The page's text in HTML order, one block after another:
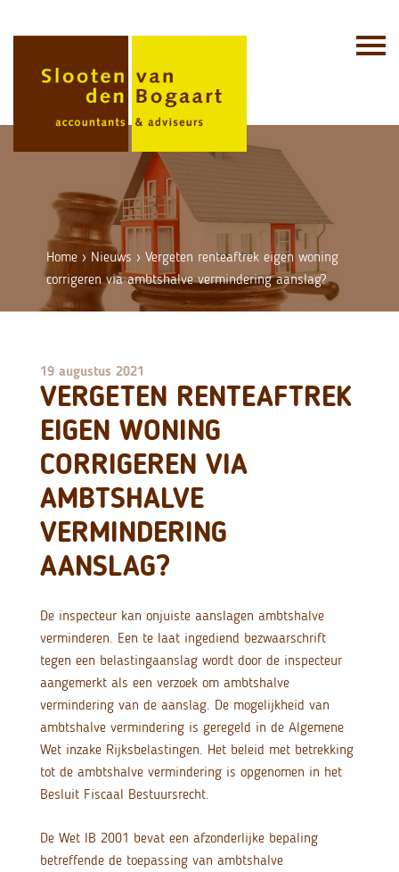
Home › Nieuws ›Vergeten renteaftrek eigen woning
corrigeren via ambtshalve vermindering aanslag?
19 augustus 2021
VERGETEN RENTEAFTREK
EIGEN WONING
CORRIGEREN VIA
AMBTSHALVE
VERMINDERING
AANSLAG?
De inspecteur kan onjuiste aanslagen ambtshalve
verminderen. Een te laat ingediend bezwaarschrift
tegen een belastingaanslag wordt door de inspecteur
aangemerkt als een verzoek om ambtshalve
vermindering van de aanslag. De mogelijkheid van
ambtshalve vermindering is geregeld in de Algemene
Wet inzake Rijksbelastingen. Het beleid met betrekking
tot de ambtshalve vermindering is opgenomen in het
Besluit Fiscaal Bestuursrecht.
De Wet IB 2001 bevat een afzonderlijke bepaling
betreffende de toepassing van ambtshalve